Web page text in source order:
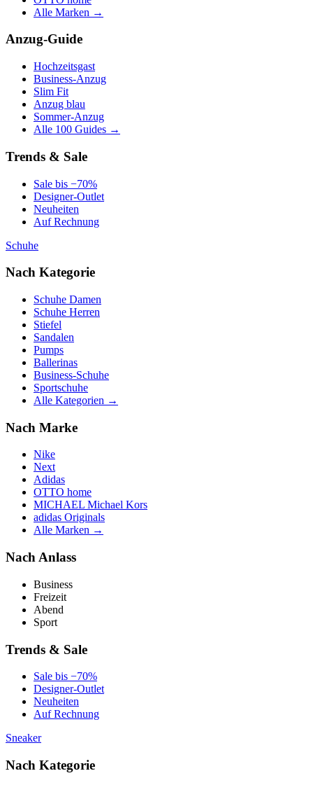
Alle Marken →
Anzug-Guide
Hochzeitsgast
Business-Anzug
Slim Fit
Anzug blau
Sommer-Anzug
Alle 100 Guides →
Trends & Sale
Sale bis −70%
Designer-Outlet
Neuheiten
Auf Rechnung
Schuhe
Nach Kategorie
Schuhe Damen
Schuhe Herren
Stiefel
Sandalen
Pumps
Ballerinas
Business-Schuhe
Sportschuhe
Alle Kategorien →
Nach Marke
Nike
Next
Adidas
OTTO home
MICHAEL Michael Kors
adidas Originals
Alle Marken →
Nach Anlass
Business
Freizeit
Abend
Sport
Trends & Sale
Sale bis −70%
Designer-Outlet
Neuheiten
Auf Rechnung
Sneaker
Nach Kategorie